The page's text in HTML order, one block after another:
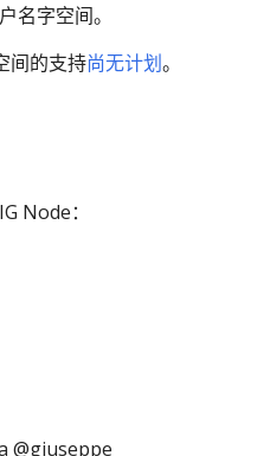
名字空间。
间的支持尚无计划。
Node：
@giuseppe